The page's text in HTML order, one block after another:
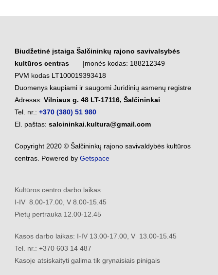
Biudžetinė įstaiga Šalčininkų rajono savivalsybės
kultūros centras
Įmonės kodas: 188212349
PVM kodas LT100019393418
Duomenys kaupiami ir saugomi Juridinių asmenų registre
Adresas: Vilniaus g. 48 LT-17116, Šalčininkai
Tel. nr.: +370 (380) 51 980
El. paštas: salcininkai.kultura@gmail.com
Copyright 2020 © Šalčininkų rajono savivaldybės kultūros
centras. Powered by Getspace
Kultūros centro darbo laikas
I-IV 8.00-17.00, V 8.00-15.45
Pietų pertrauka 12.00-12.45
Kasos darbo laikas: I-IV 13.00-17.00, V 13.00-15.45
Tel. nr.: +370 603 14 487
Kasoje atsiskaityti galima tik grynaisiais pinigais